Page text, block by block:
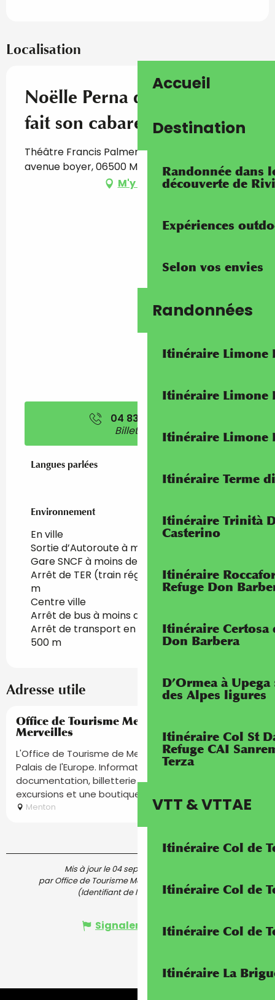
Accueil
Destination
Randonnée dans
découverte de
Expériences
Selon vos envies
Randonnées
Itinéraire Limone
Itinéraire Limone
Itinéraire Limone
Itinéraire Terme
Itinéraire Trinità
Casterino
Itinéraire
Refuge Don
Itinéraire Certosa
Don Barbera
D’Ormea à
des Alpes ligures
Itinéraire Col St
Refuge CAI
Terza
VTT & VTTAE
Itinéraire Col de
Itinéraire Col de
Itinéraire Col de
Itinéraire La
Localisation
Noëlle Perna dans Mado
fait son cabaret
Théâtre Francis Palmero, Palais de l'Europe, 8
avenue boyer, 06500 Menton
M'y rendre
04 83 93 70
Billetterie
Langues parlées
Langues parlées
Environnement
Environnement
En ville
Sortie d’Autoroute à moins de 5 km
Gare SNCF à moins de 500 m
Arrêt de TER (train régional) à moins de 500
m
Centre ville
Arrêt de bus à moins de 500 m
Arrêt de transport en commun à moins de
500 m
Adresse utile
Office de Tourisme Menton, Riviera &
Merveilles
L'Office de Tourisme de Menton vous accueille au
Palais de l'Europe. Informations touristiques,
documentation, billetterie événements, visites et
excursions et une boutique...
Menton
Mis à jour le 04 septembre 2025 à 11:10
par Office de Tourisme Menton, Riviera & Merveilles
(Identifiant de l'offre :
7446520)
Signaler une erreur